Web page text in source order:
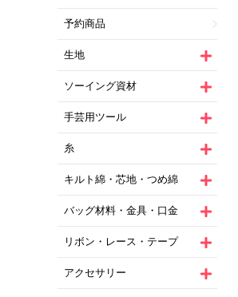
予約商品
生地
ソーイング資材
手芸用ツール
糸
キルト綿・芯地・つめ綿
バッグ材料・金具・口金
リボン・レース・テープ
アクセサリー